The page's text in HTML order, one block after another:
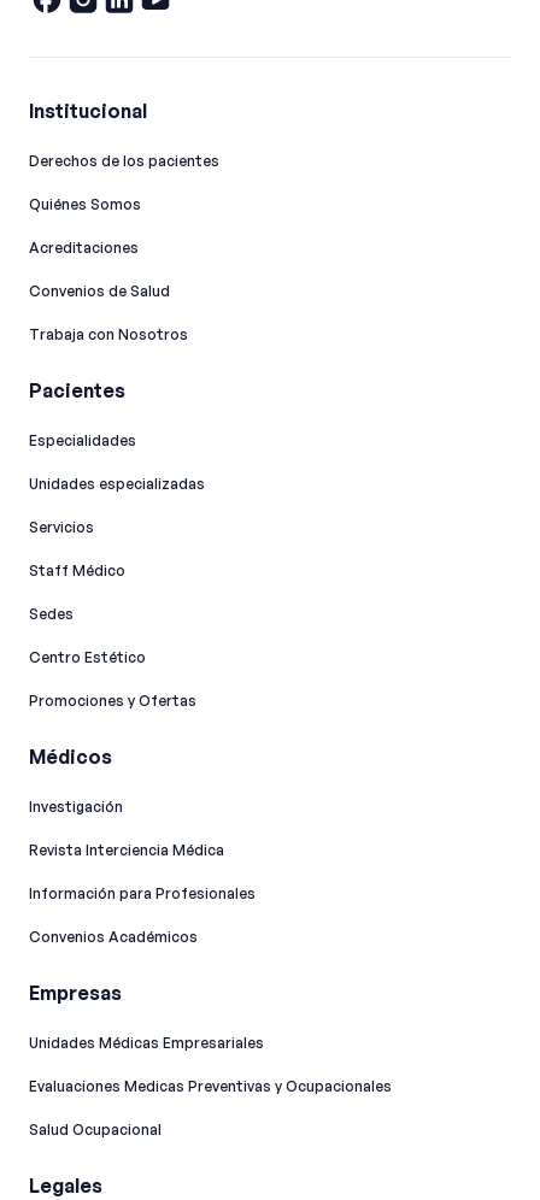
Institucional
Derechos de los pacientes
Quiénes Somos
Acreditaciones
Convenios de Salud
Trabaja con Nosotros
Pacientes
Especialidades
Unidades especializadas
Servicios
Staff Médico
Sedes
Centro Estético
Promociones y Ofertas
Médicos
Investigación
Revista Interciencia Médica
Información para Profesionales
Convenios Académicos
Empresas
Unidades Médicas Empresariales
Evaluaciones Medicas Preventivas y Ocupacionales
Salud Ocupacional
Legales